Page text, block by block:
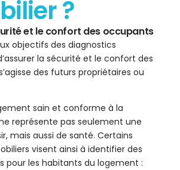
?
et le confort des occupants
objectifs des diagnostics
la sécurité et le confort des
des futurs propriétaires ou
sain et conforme à la
représente pas seulement une
mais aussi de santé. Certains
visent ainsi à identifier des
pour les habitants du logement :